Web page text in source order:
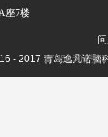
座7楼
- 2017 青岛逸凡诺脑
鲁ICP备17056501号-1